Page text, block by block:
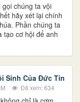
chúng ta vội
hãy xét lại chính
Phần chúng ta
tạo cơ hội để anh
Sinh Của Đức Tin
Đã xem: 634